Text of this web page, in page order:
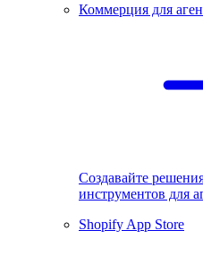
Коммерция для
Создавайте
инструментов для
Shopify App Store